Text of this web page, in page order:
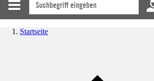
Startseite